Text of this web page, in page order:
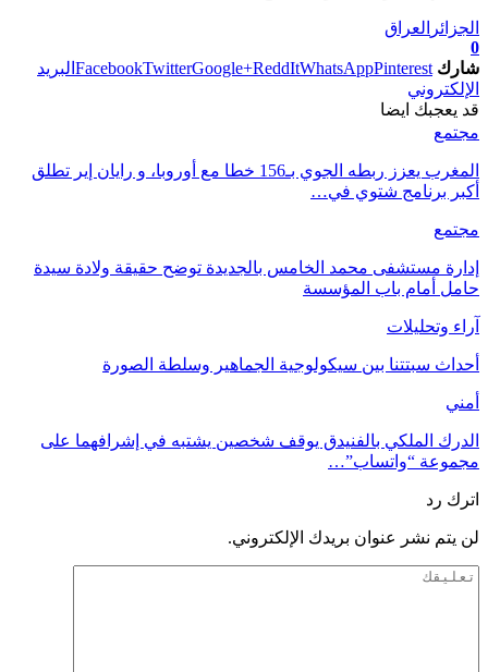
الجزائر العراق
0
شارك
FacebookTwitterGoogle+ReddItWhatsAppPinterest
البريد
الإلكتروني
قد يعجبك ايضا
مجتمع
المغرب يعزز ربطه الجوي بـ156 خطا مع أوروبا، و رايان إير تطلق
أكبر برنامج شتوي في…
مجتمع
إدارة مستشفى محمد الخامس بالجديدة توضح حقيقة ولادة سيدة
حامل أمام باب المؤسسة
آراء وتحليلات
أحداث سبتتنا بين سيكولوجية الجماهير وسلطة الصورة
أمني
الدرك الملكي بالفنيدق يوقف شخصين يشتبه في إشرافهما على
مجموعة “واتساب”…
اترك رد
لن يتم نشر عنوان بريدك الإلكتروني.